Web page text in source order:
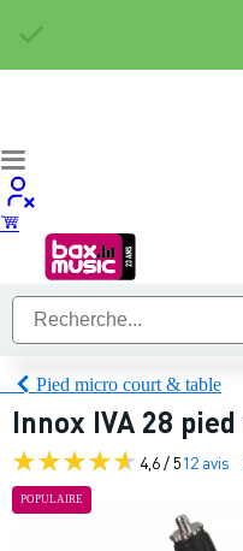
Pied micro court & table
Innox IVA 28
4,6 / 512 avis
POPULAIRE